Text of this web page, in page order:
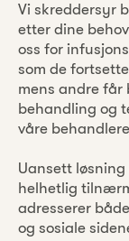
Vi skreddersyr
etter dine
oss for
som de
mens andre får
behandling og
våre
Uansett
helhetlig
adresserer
og sosiale